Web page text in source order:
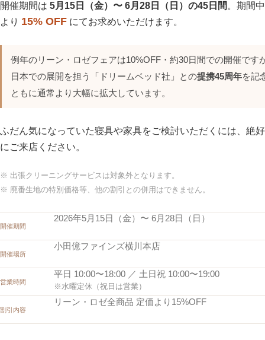
開催期間は 5月15日（金）〜 6月28日（日）の45日間 。期間
より 15% OFF にてお求めいただけます。
例年のリーン・ロゼフェアは10%OFF・約30日間での開催です
日本での展開を担う「ドリームベッド社」との提携45周年を記
ともに通常より大幅に拡大しています。
ふだん気になっていた寝具や家具をご検討いただくには、絶
にご来店ください。
※ 出張クリーニングサービスは対象外となります。
※ 廃番生地の特別価格等、他の割引との併用はできません。
開催期間
2026年5月15日（金）〜 6月28日（日）
開催場所
小田億ファインズ横川本店
営業時間
平日 10:00〜18:00 ／ 土日祝 10:00〜19:00
※水曜定休（祝日は営業）
割引内容
リーン・ロゼ全商品 定価より15%OFF